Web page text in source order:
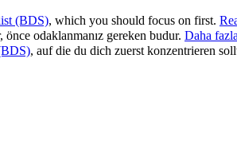
(BDS), which you should focus on first.
, önce odaklanmanız gereken budur. Daha
, auf die du dich zuerst konzentrieren